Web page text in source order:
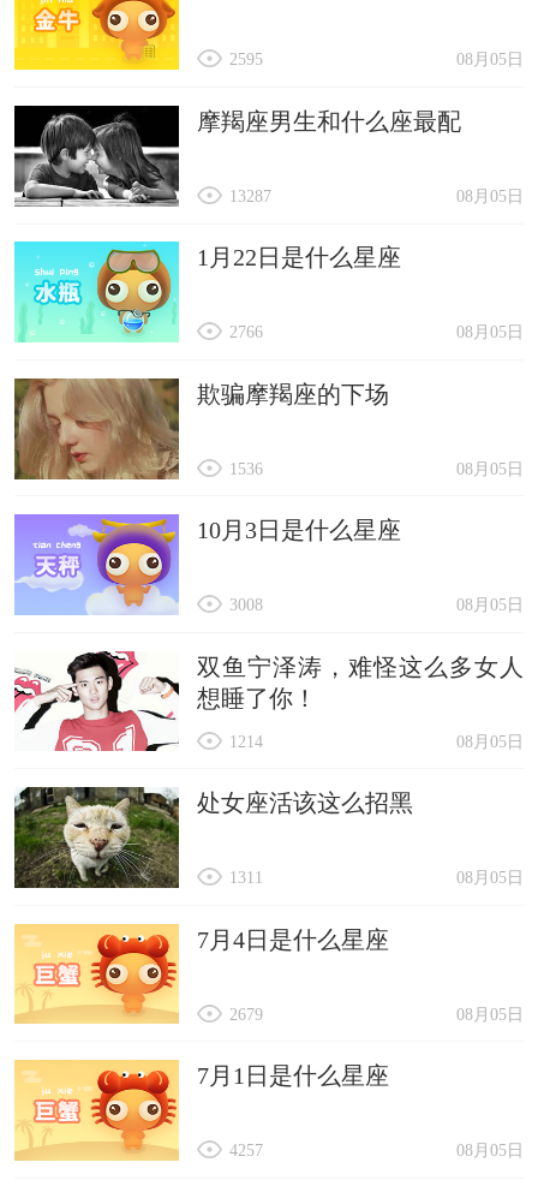
08月05日
2595
摩羯座男生和什么座最配
08月05日
13287
1月22日是什么星座
08月05日
2766
欺骗摩羯座的下场
08月05日
1536
10月3日是什么星座
08月05日
3008
双鱼宁泽涛，难怪这么多女人
想睡了你！
08月05日
1214
处女座活该这么招黑
08月05日
1311
7月4日是什么星座
08月05日
2679
7月1日是什么星座
08月05日
4257